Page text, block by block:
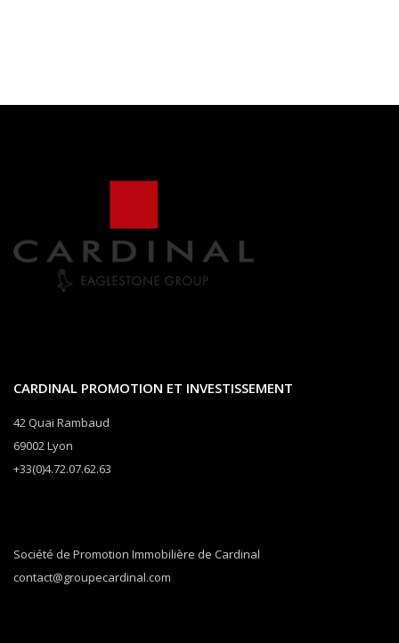
CARDINAL PROMOTION ET INVESTISSEMENT
42 Quai Rambaud
69002 Lyon
+33(0)4.72.07.62.63
Société de Promotion Immobilière de Cardinal
contact@groupecardinal.com